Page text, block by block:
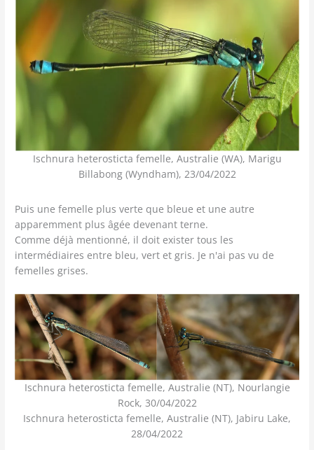
Ischnura heterosticta femelle, Australie (WA), Marigu
Billabong (Wyndham), 23/04/2022
Puis une femelle plus verte que bleue et une autre
apparemment plus âgée devenant terne.
Comme déjà mentionné, il doit exister tous les
intermédiaires entre bleu, vert et gris. Je n'ai pas vu de
femelles grises.
Ischnura heterosticta femelle, Australie (NT), Nourlangie
Rock, 30/04/2022
Ischnura heterosticta femelle, Australie (NT), Jabiru Lake,
28/04/2022